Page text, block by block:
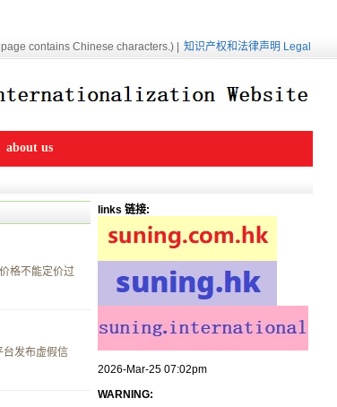
contains Chinese characters.) | 知识产权和法律声明 Legal
about us
格不能定价过
台发布虚假信
links 链接:
2026-Mar-25 07:02pm
WARNING: